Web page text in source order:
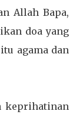
Allah Bapa,
doa yang
agama dan
keprihatinan